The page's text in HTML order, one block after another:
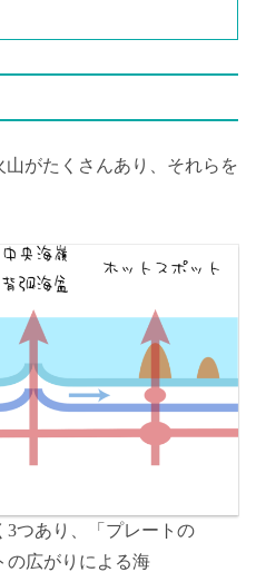
がたくさんあり、それらを
3つあり、「プレートの
の広がりによる海